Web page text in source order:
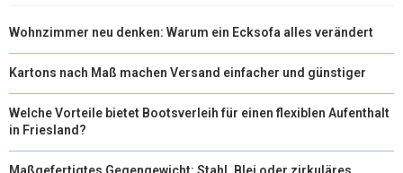
Wohnzimmer neu denken: Warum ein Ecksofa alles verändert
Kartons nach Maß machen Versand einfacher und günstiger
Welche Vorteile bietet Bootsverleih für einen flexiblen Aufenthalt
in Friesland?
Maßgefertigtes Gegengewicht: Stahl, Blei oder zirkuläres